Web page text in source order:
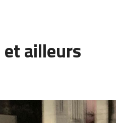
et ailleurs